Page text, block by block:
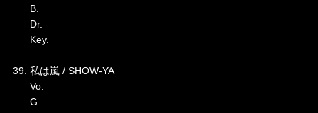
B.
Dr.
Key.
39. 私は嵐 / SHOW-YA
Vo.
G.